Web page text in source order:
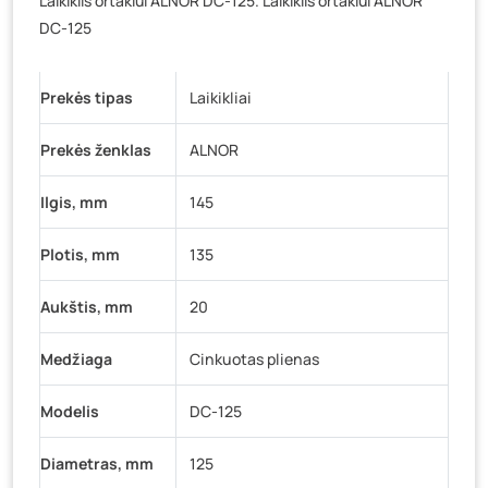
Vilniaus g. 89D, Ukmergė
K. Donelaičio g. 17, Rokiškis
Šaltupės g. 64, Zarasai - 0 vienetų
DC-125
Prekės tipas Laikikliai
Prekės ženklas ALNOR
Ilgis, mm 145
Plotis, mm 135
Aukštis, mm 20
Medžiaga Cinkuotas plienas
Modelis DC-125
Diametras, mm 125